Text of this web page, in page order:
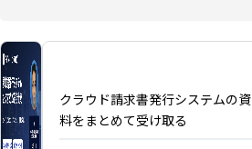
較
タイ
プ別
クラウド請求書発行システムの資
料をまとめて受け取る